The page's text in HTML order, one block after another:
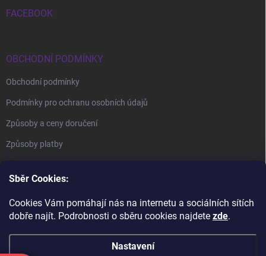
Sběr Cookies:
Cookies Vám pomáhají nás na internetu a sociálních sítích
dobře najít. Podrobnosti o sběru cookies najdete zde.
Nastavení
FACEBOOK
OBCHODNÍ PODMÍNKY
Obchodní podmínky
Podmínky pro ochranu osobních údajů
Způsoby a ceny doručení
Způsoby platby
BrillBird Academy Nehtové Kurzy Hradec - profesní kurzy